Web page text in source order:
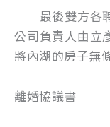
最後雙方各聘
公司負責人由立
將內湖的房子無
離婚協議書